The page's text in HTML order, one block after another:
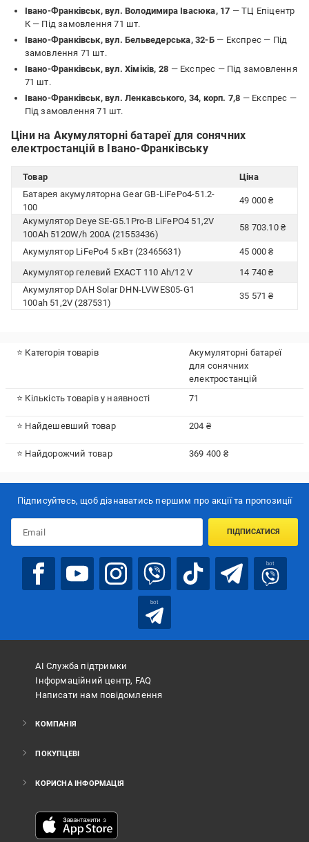
Івано-Франківськ, вул. Володимира Івасюка, 17 — ТЦ Епіцентр
К — Під замовлення 71 шт.
Івано-Франківськ, вул. Бельведерська, 32-Б— Експрес — Під
замовлення 71 шт.
Івано-Франківськ, вул. Хіміків, 28 — Експрес — Під замовлення
71 шт.
Івано-Франківськ, вул. Ленкавського, 34, корп. 7,8 — Експрес —
Під замовлення 71 шт.
Ціни на Акумуляторні батареї для сонячних
електростанцій в Івано-Франківську
Товар
Ціна
Батарея акумуляторна Gear GB-LiFePo4-51.2-
100
49 000 ₴
Акумулятор Deye SE-G5.1Pro-B LiFePO4 51,2V
100Ah 5120W/h 200А (21553436)
58 703.10 ₴
Акумулятор LiFePo4 5 кВт (23465631)
45 000 ₴
Акумулятор гелевий EXACT 110 Аh/12 V
14 740 ₴
Акумулятор DAH Solar DHN-LVWES05-G1
100ah 51,2V (287531)
35 571 ₴
⭐ Категорія товарів
Акумуляторні батареї
для сонячних
електростанцій
⭐ Кількість товарів у наявності
71
⭐ Найдешевший товар 204 ₴
⭐ Найдорожчий товар 369 400 ₴
Підписуйтесь, щоб дізнаватись першим про акції та пропозиції
ПІДПИСАТИСЯ
bot
bot
АІ Служба підтримки
Інформаційний центр, FAQ
Написати нам повідомлення
КОМПАНІЯ
ПОКУПЦЕВІ
КОРИСНА ІНФОРМАЦІЯ